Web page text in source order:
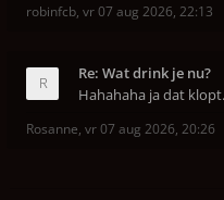
robinfcb, vr 07 aug 2026, 22:13
Re: Wat drink je nu?
Hahahaha ja dat
Rosanne, vr 07 aug 2026, 20:26